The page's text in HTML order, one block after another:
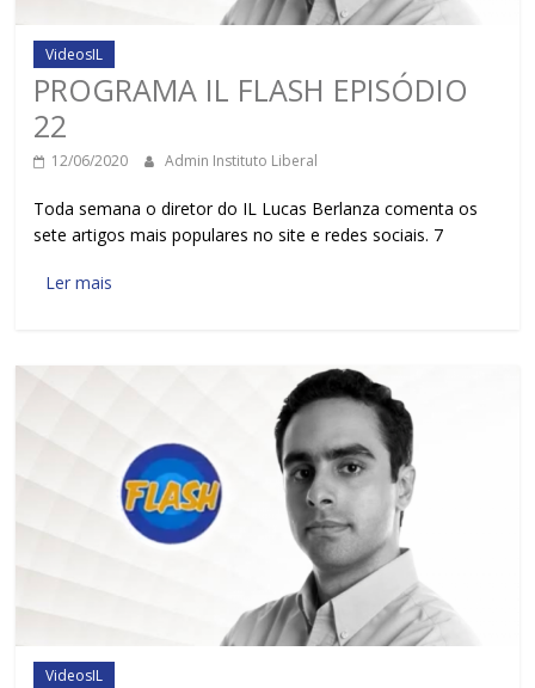
VideosIL
PROGRAMA IL FLASH EPISÓDIO
22
12/06/2020 Admin Instituto Liberal
Toda semana o diretor do IL Lucas Berlanza comenta os
sete artigos mais populares no site e redes sociais. 7
Ler mais
VideosIL